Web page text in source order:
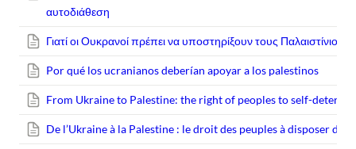
αυτοδιάθεση
Γιατί οι Ουκρανοί πρέπει να υποστηρίξουν τους Παλαιστίνιους
Por qué los ucranianos deberían apoyar a los palestinos
From Ukraine to Palestine: the right of peoples to self-
De l’Ukraine à la Palestine : le droit des peuples à disposer